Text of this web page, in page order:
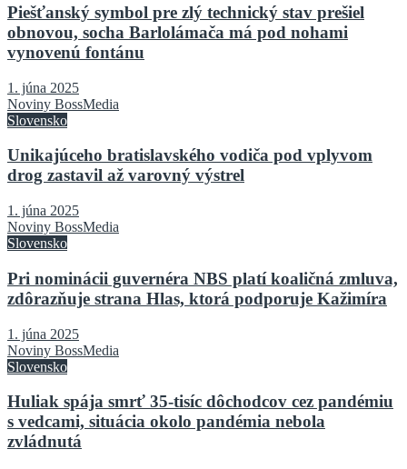
Piešťanský symbol pre zlý technický stav prešiel
obnovou, socha Barlolámača má pod nohami
vynovenú fontánu
1. júna 2025
Noviny BossMedia
Slovensko
Unikajúceho bratislavského vodiča pod vplyvom
drog zastavil až varovný výstrel
1. júna 2025
Noviny BossMedia
Slovensko
Pri nominácii guvernéra NBS platí koaličná zmluva,
zdôrazňuje strana Hlas, ktorá podporuje Kažimíra
1. júna 2025
Noviny BossMedia
Slovensko
Huliak spája smrť 35-tisíc dôchodcov cez pandémiu
s vedcami, situácia okolo pandémia nebola
zvládnutá